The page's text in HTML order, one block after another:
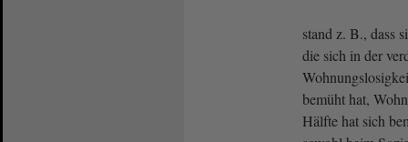
stand z. B., dass
die sich in der
bemüht hat,
Hälfte hat sich